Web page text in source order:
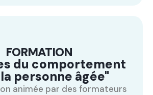
FORMATION
du comportement
personne âgée"
animée par des formateurs